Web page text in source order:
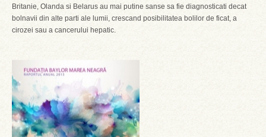
Britanie, Olanda si Belarus au mai putine sanse sa fie diagnosticati decat
bolnavii din alte parti ale lumii, crescand posibilitatea bolilor de ficat, a
cirozei sau a cancerului hepatic.